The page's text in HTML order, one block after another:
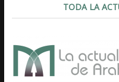
TODA LA